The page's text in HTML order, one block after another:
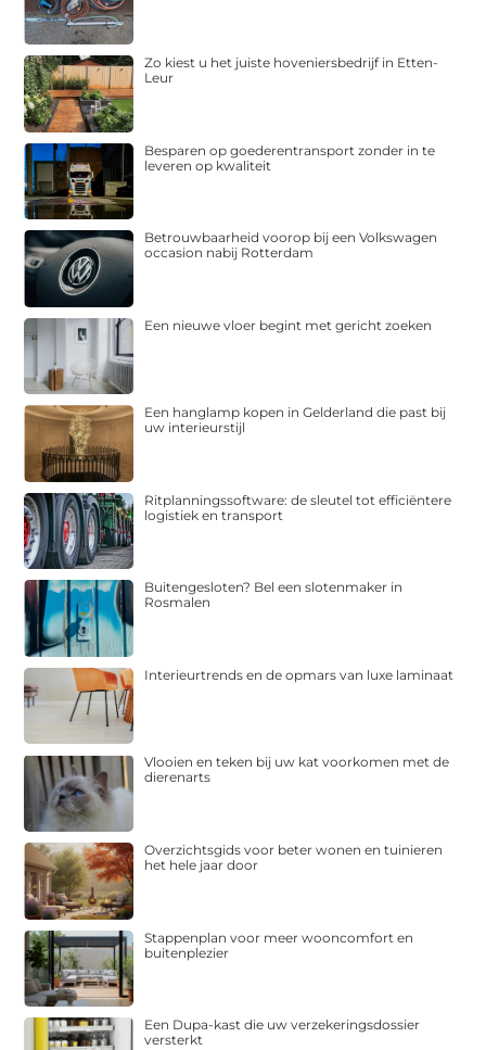
Zo kiest u het juiste hoveniersbedrijf in Etten-
Leur
Besparen op goederentransport zonder in te
leveren op kwaliteit
Betrouwbaarheid voorop bij een Volkswagen
occasion nabij Rotterdam
Een nieuwe vloer begint met gericht zoeken
Een hanglamp kopen in Gelderland die past bij
uw interieurstijl
Ritplanningssoftware: de sleutel tot efficiëntere
logistiek en transport
Buitengesloten? Bel een slotenmaker in
Rosmalen
Interieurtrends en de opmars van luxe laminaat
Vlooien en teken bij uw kat voorkomen met de
dierenarts
Overzichtsgids voor beter wonen en tuinieren
het hele jaar door
Stappenplan voor meer wooncomfort en
buitenplezier
Een Dupa-kast die uw verzekeringsdossier
versterkt